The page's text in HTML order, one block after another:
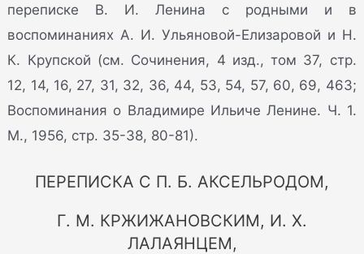
переписке В. И. Ленина с родными и в
воспоминаниях А. И. Ульяновой-Елизаровой и Н.
К. Крупской (см. Сочинения, 4 изд., том 37, стр.
12, 14, 16, 27, 31, 32, 36, 44, 53, 54, 57, 60, 69, 463;
Воспоминания о Владимире Ильиче Ленине. Ч. 1.
М., 1956, стр. 35-38, 80-81).
ПЕРЕПИСКА С П. Б. АКСЕЛЬРОДОМ,
Г. М. КРЖИЖАНОВСКИМ, И. X.
ЛАЛАЯНЦЕМ,